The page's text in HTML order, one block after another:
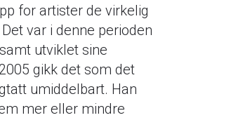
for artister de virkelig
var i denne perioden
utviklet sine
gikk det som det
umiddelbart. Han
mer eller mindre